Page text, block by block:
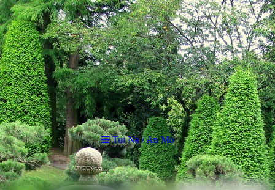
Tui Na / An Mo